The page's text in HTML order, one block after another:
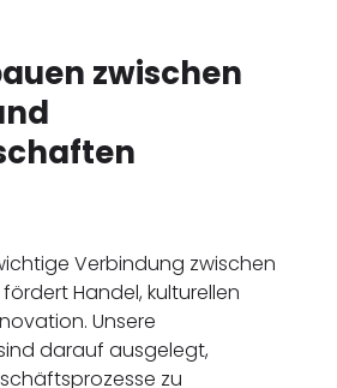
zwischen
Verbindung zwischen
Handel, kulturellen
Unsere
darauf ausgelegt,
zu